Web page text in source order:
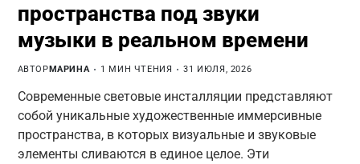
пространства под звуки
музыки в реальном времени
АВТОРМАРИНА 1 МИН ЧТЕНИЯ 31 ИЮЛЯ, 2026
Современные световые инсталляции представляют
собой уникальные художественные иммерсивные
пространства, в которых визуальные и звуковые
элементы сливаются в единое целое. Эти